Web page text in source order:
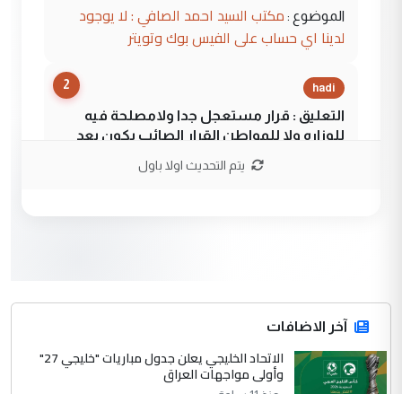
الموضوع : مكتب السيد احمد الصافي : لا يوجود
لدينا اي حساب على الفيس بوك وتويتر
2 hadi
التعليق : قرار مستعجل جدا ولامصلحة فيه
للوزاره ولا للمواطن القرار الصائب يكون بعد
جنسية الرافد الثالث للعراق ومن اصول عريقة
ابا فرات ...
الموضوع :
الجواهري يرد على صدام حسين سل
مضجعيك يابن الزنا (نص كامل)
يتم التحديث اولا باول
آخر الاضافات
الاتحاد الخليجي يعلن جدول مباريات "خليجي 27"
وأولى مواجهات العراق